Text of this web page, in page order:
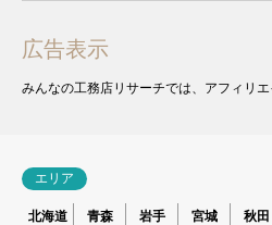
広告表示
みんなの工務店リサーチでは、アフィリエ
エリア
北海道 青森 岩手 宮城 秋田